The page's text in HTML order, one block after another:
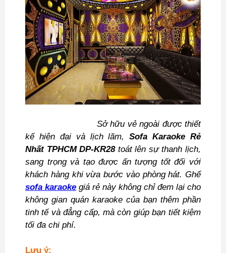
Sở hữu vẻ ngoài được thiết
kế hiện đại và lịch lãm,Sofa Karaoke Rẻ
Nhất TPHCM DP-KR28 toát lên sự thanh lịch,
sang trọng và tạo được ấn tượng tốt đối với
khách hàng khi vừa bước vào phòng hát. Ghế
sofa karaoke giá rẻ này không chỉ đem lại cho
không gian quán karaoke của bạn thêm phần
tinh tế và đẳng cấp, mà còn giúp bạn tiết kiệm
tối đa chi phí.
Lưu ý: